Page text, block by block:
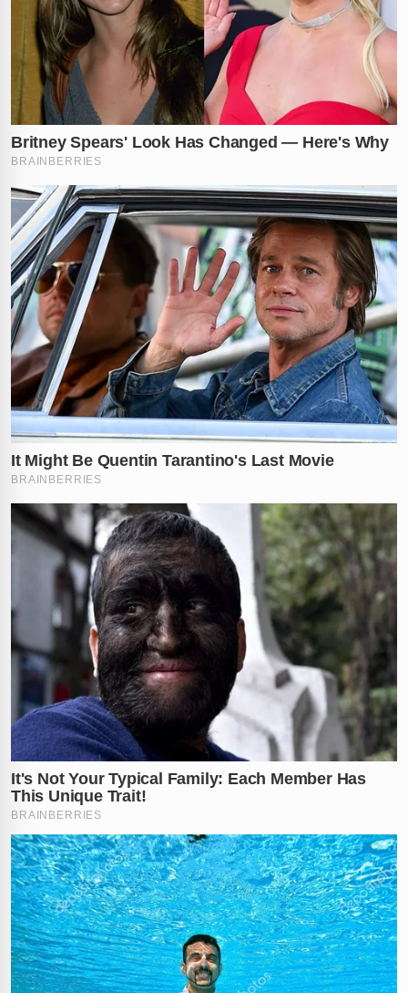
gastrite também. Vamos investigar e cuidar”. A
declaração gerou uma imensa onda de apoio e
preocupação entre os milhões de seguidores que
acompanham cada passo da trajetória da campeã do
BBB 21.
Juliette! Deixe sua mensagem de apoio nos
comentários e compartilhe esta notícia para que todos
saibam o que aconteceu.